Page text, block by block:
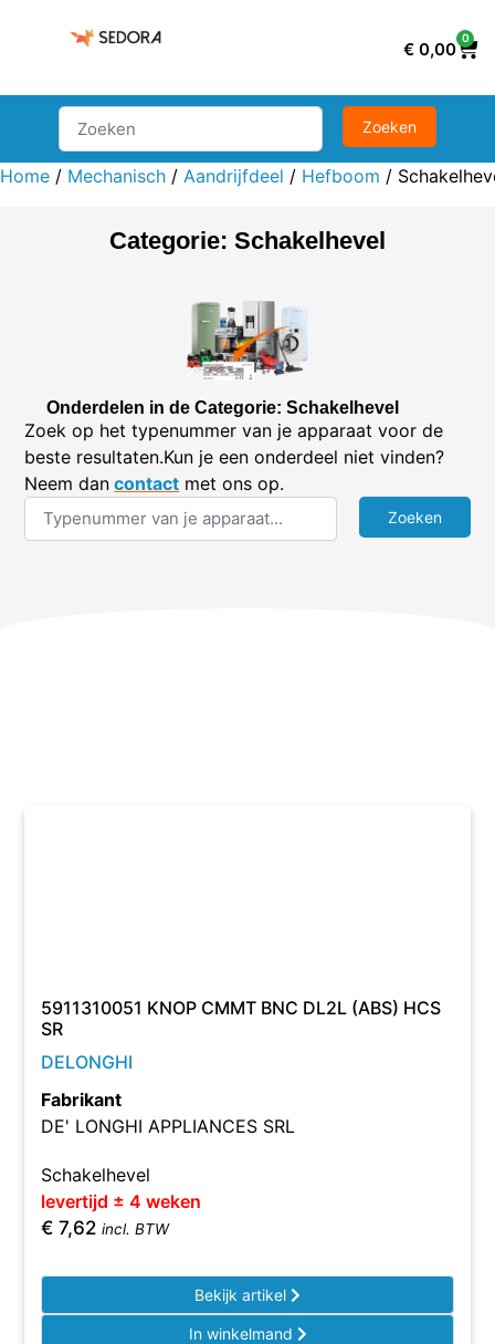
€ 0,00
0
Home / Mechanisch / Aandrijfdeel / Hefboom /
Categorie: Schakelhevel
Onderdelen in de Categorie: Schakelhevel
Zoek op het typenummer van je apparaat voor de
beste resultaten.Kun je een onderdeel niet vinden?
Neem dan contact met ons op.
5911310051 KNOP CMMT BNC DL2L (ABS) HCS
SR
DELONGHI
Fabrikant
DE' LONGHI APPLIANCES SRL
Schakelhevel
levertijd ± 4 weken
€ 7,62 incl. BTW
Bekijk artikel
In winkelmand